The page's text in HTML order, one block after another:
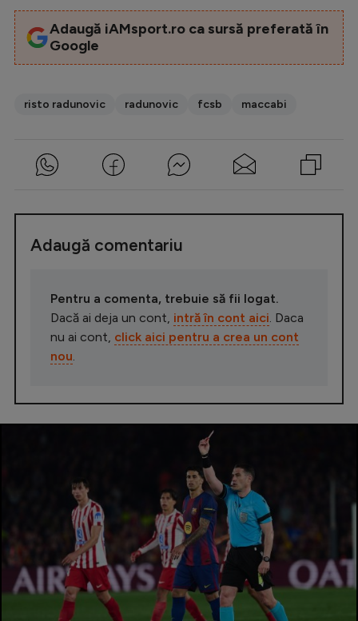
Adaugă iAMsport.ro ca sursă preferată în
Google
risto radunovic radunovic fcsb maccabi
Adaugă comentariu
Pentru a comenta, trebuie să fii logat.
Dacă ai deja un cont, intră în cont aici . Daca
nu ai cont, click aici pentru a crea un cont
nou